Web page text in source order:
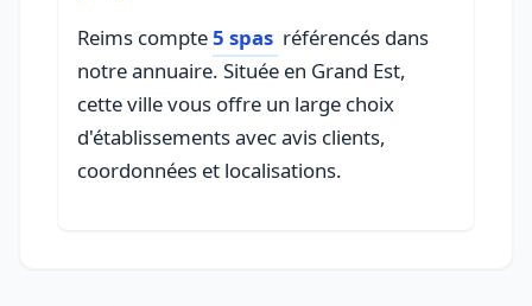
Reims compte5 spas référencés dans
notre annuaire. Située en Grand Est,
cette ville vous offre un large choix
d'établissements avec avis clients,
coordonnées et localisations.